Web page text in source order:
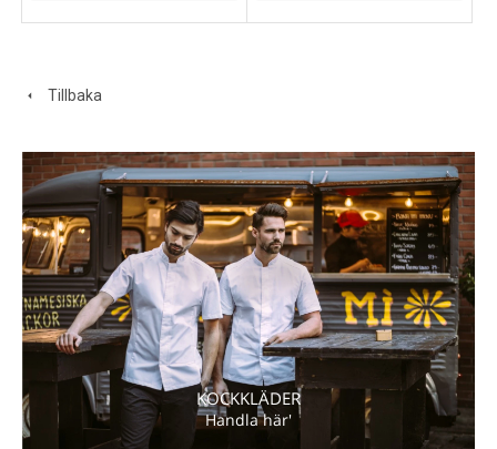
Tillbaka
KOCKKLÄDER
Handla här'